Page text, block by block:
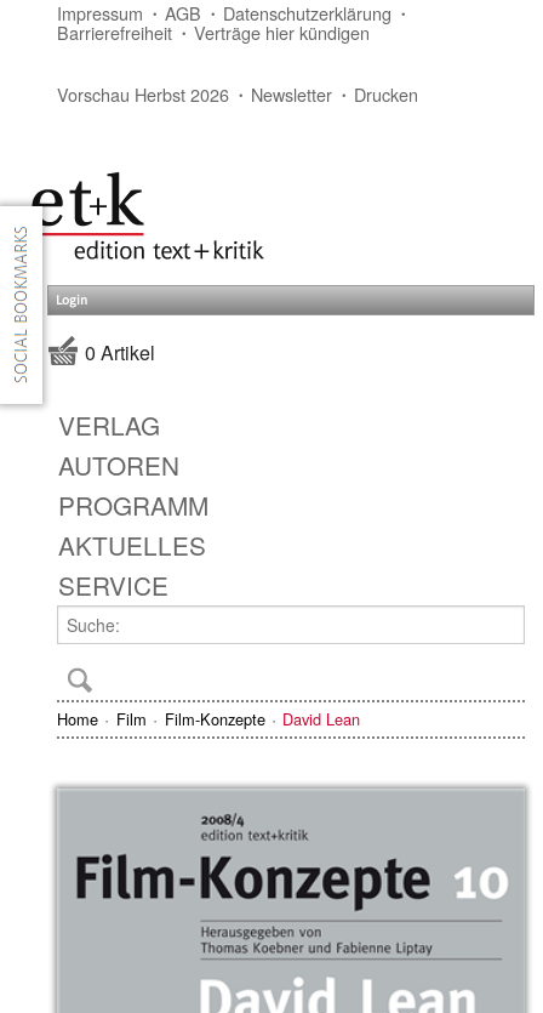
Impressum AGB Datenschutzerklärung
Barrierefreiheit Verträge hier kündigen
Vorschau Herbst 2026 Newsletter Drucken
Login
0 Artikel
VERLAG
AUTOREN
PROGRAMM
AKTUELLES
SERVICE
Home Film Film-Konzepte David Lean